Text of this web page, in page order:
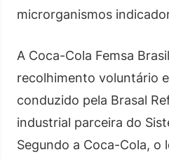
microrganismos
A Coca-Cola Femsa
recolhimento voluntário
conduzido pela Brasal
industrial parceira do
Segundo a Coca-Cola, o